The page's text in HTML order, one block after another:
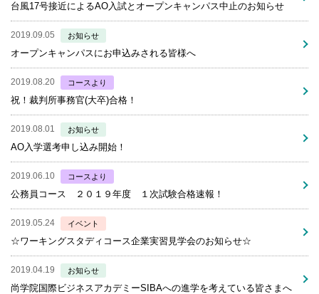
台風17号接近によるAO入試とオープンキャンパス中止のお知らせ
2019.09.05 お知らせ
オープンキャンパスにお申込みされる皆様へ
2019.08.20 コースより
祝！裁判所事務官(大卒)合格！
2019.08.01 お知らせ
AO入学選考申し込み開始！
2019.06.10 コースより
公務員コース ２０１９年度 １次試験合格速報！
2019.05.24 イベント
☆ワーキングスタディコース企業実習見学会のお知らせ☆
2019.04.19 お知らせ
尚学院国際ビジネスアカデミーSIBAへの進学を考えている皆さまへ